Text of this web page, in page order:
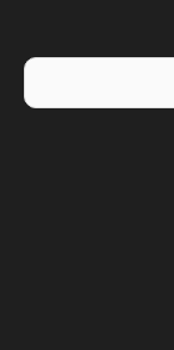
Buscar